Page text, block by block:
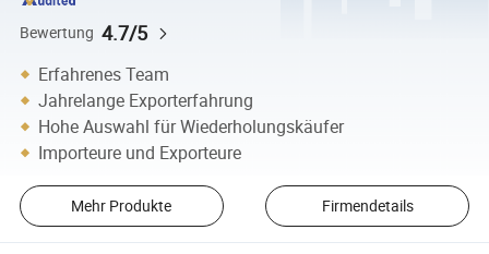
Bewertung 4.7/5
Erfahrenes Team
Jahrelange Exporterfahrung
Hohe Auswahl für Wiederholungskäufer
Importeure und Exporteure
Mehr Produkte Firmendetails